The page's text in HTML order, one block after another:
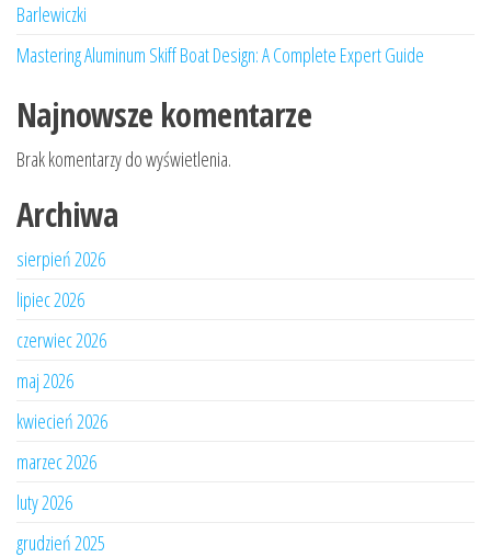
Barlewiczki
Mastering Aluminum Skiff Boat Design: A Complete Expert Guide
Najnowsze komentarze
Brak komentarzy do wyświetlenia.
Archiwa
sierpień 2026
lipiec 2026
czerwiec 2026
maj 2026
kwiecień 2026
marzec 2026
luty 2026
grudzień 2025